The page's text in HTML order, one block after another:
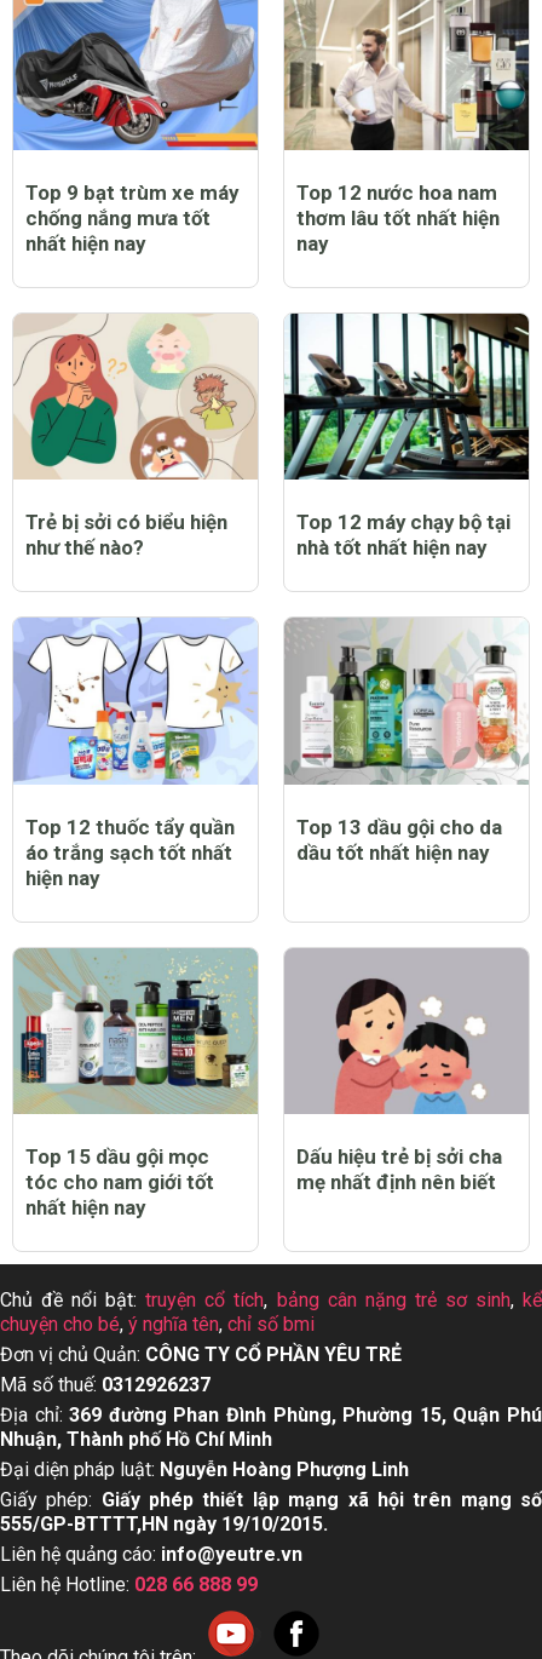
Top 9 bạt trùm xe máy
chống nắng mưa tốt
nhất hiện nay
Top 12 nước hoa nam
thơm lâu tốt nhất hiện
nay
Trẻ bị sởi có biểu hiện
như thế nào?
Top 12 máy chạy bộ tại
nhà tốt nhất hiện nay
Top 12 thuốc tẩy quần
áo trắng sạch tốt nhất
hiện nay
Top 13 dầu gội cho da
dầu tốt nhất hiện nay
Top 15 dầu gội mọc
tóc cho nam giới tốt
nhất hiện nay
Dấu hiệu trẻ bị sởi cha
mẹ nhất định nên biết
Chủ đề nổi bật:truyện cổ tích, bảng cân nặng trẻ sơ sinh, kể
chuyện cho bé, ý nghĩa tên, chỉ số bmi
Đơn vị chủ Quản: CÔNG TY CỔ PHẦN YÊU TRẺ
Mã số thuế: 0312926237
Địa chỉ:369 đường Phan Đình Phùng, Phường 15, Quận Phú
Nhuận, Thành phố Hồ Chí Minh
Đại diện pháp luật: Nguyễn Hoàng Phượng Linh
Giấy phép: Giấy phép thiết lập mạng xã hội trên mạng số
555/GP-BTTTT,HN ngày 19/10/2015.
Liên hệ quảng cáo: info@yeutre.vn
Liên hệ Hotline: 028 66 888 99